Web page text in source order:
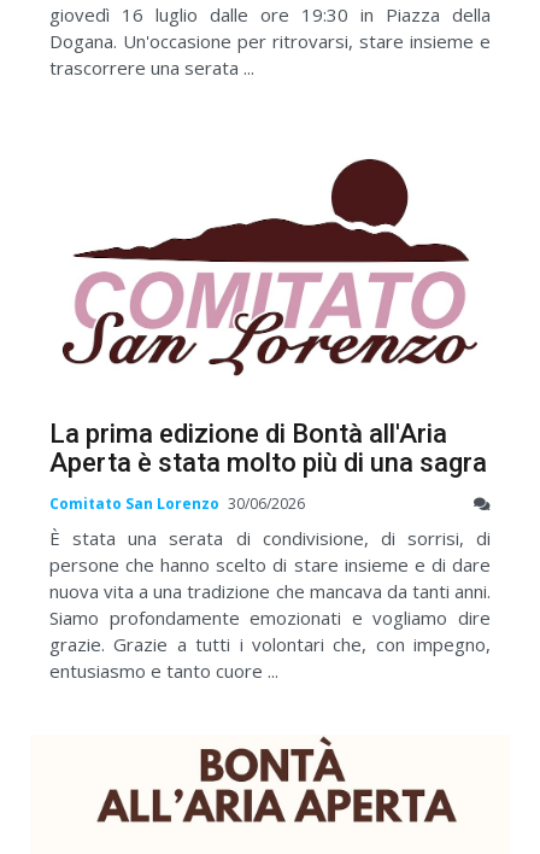
giovedì 16 luglio dalle ore 19:30 in Piazza della
Dogana. Un'occasione per ritrovarsi, stare insieme e
trascorrere una serata ...
La prima edizione di Bontà all'Aria
Aperta è stata molto più di una sagra
Comitato San Lorenzo 30/06/2026
È stata una serata di condivisione, di sorrisi, di
persone che hanno scelto di stare insieme e di dare
nuova vita a una tradizione che mancava da tanti anni.
Siamo profondamente emozionati e vogliamo dire
grazie. Grazie a tutti i volontari che, con impegno,
entusiasmo e tanto cuore ...